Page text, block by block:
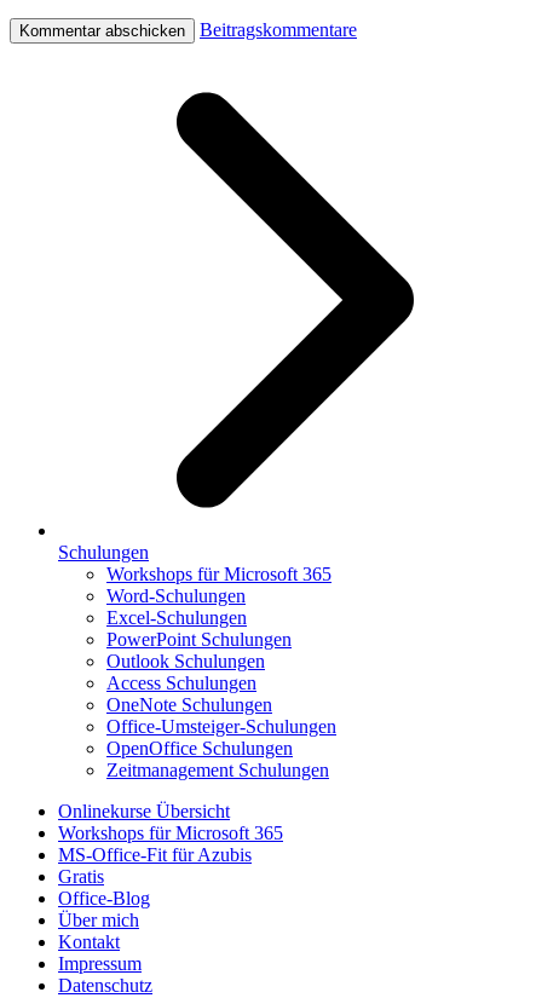
Beitragskommentare
Schulungen
Workshops für Microsoft 365
Word-Schulungen
Excel-Schulungen
PowerPoint Schulungen
Outlook Schulungen
Access Schulungen
OneNote Schulungen
Office-Umsteiger-Schulungen
OpenOffice Schulungen
Zeitmanagement Schulungen
Onlinekurse Übersicht
Workshops für Microsoft 365
MS-Office-Fit für Azubis
Gratis
Office-Blog
Über mich
Kontakt
Impressum
Datenschutz